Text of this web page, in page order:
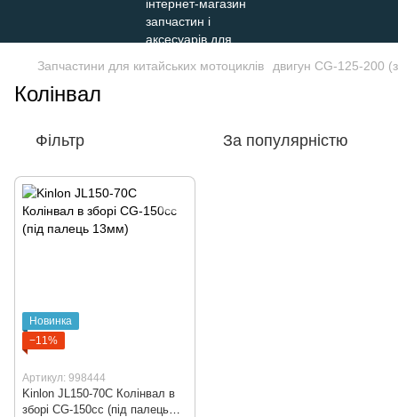
Запчастини для китайських мотоциклів двигун СG-125-200
Колінвал
Фільтр За популярністю
Новинка
−11%
Артикул: 998444
Kinlon JL150-70C Колінвал в
зборі CG-150cc (під палець